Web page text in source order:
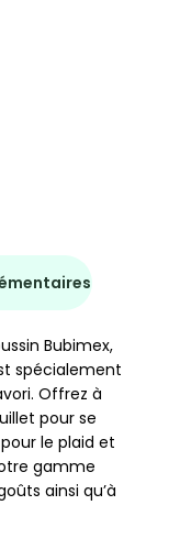
Bubimex,
spécialement
Offrez à
pour se
le plaid et
gamme
ainsi qu’à